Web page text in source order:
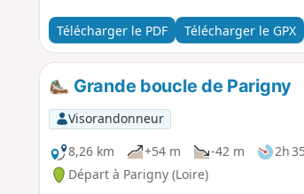
Télécharger le PDF Télécharger le GPX
Grande boucle de Parigny
Visorandonneur
8,26 km
+54 m -42 m 2h 35
Départ à Parigny (Loire)